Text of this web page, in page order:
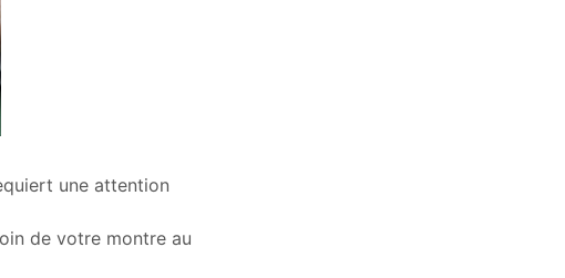
une attention
de votre montre au